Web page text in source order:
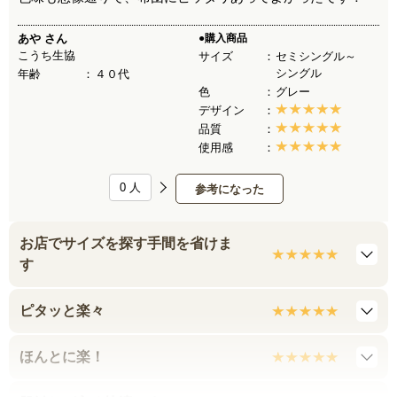
あや さん
こうち生協
年齢
４０代
●購入商品
サイズ
セミシングル～
シングル
色
グレー
デザイン
品質
使用感
参考になった
0 人
お店でサイズを探す手間を省けま
す
ピタッと楽々
ほんとに楽！